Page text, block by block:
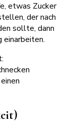
etwas Zucker
der nach
sollte, dann
einarbeiten.